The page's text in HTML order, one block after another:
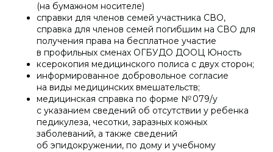
(на бумажном носителе)
справки для членов семей участника СВО,
справка для членов семей погибшим на СВО для
получения права на бесплатное участие
в профильных сменах ОГБУДО ДООЦ Юность
ксерокопия медицинского полиса с двух сторон;
информированное добровольное согласие
на виды медицинских вмешательств;
медицинская справка по форме № 079/у
с указанием сведений об отсутствии у ребенка
педикулеза, чесотки, заразных кожных
заболеваний, а также сведений
об эпидокружении, по дому и учебному